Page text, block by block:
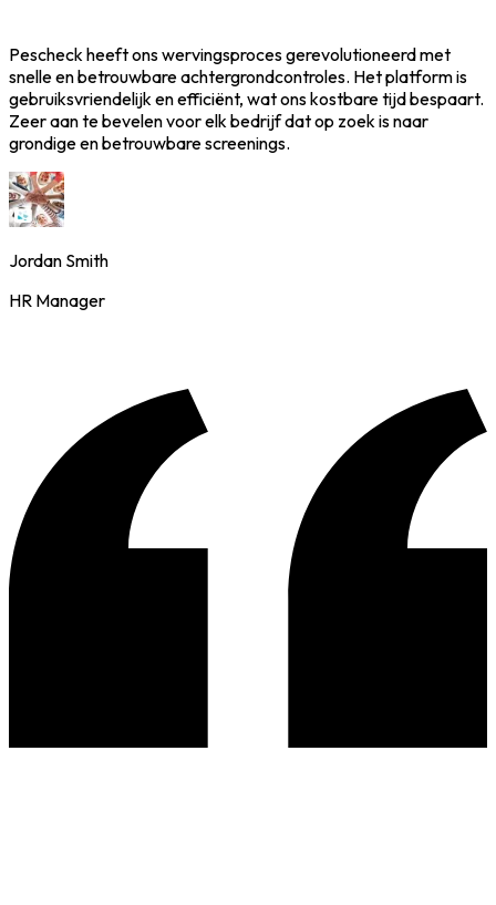
Pescheck heeft ons wervingsproces gerevolutioneerd met
snelle en betrouwbare achtergrondcontroles. Het platform is
gebruiksvriendelijk en efficiënt, wat ons kostbare tijd bespaart.
Zeer aan te bevelen voor elk bedrijf dat op zoek is naar
grondige en betrouwbare screenings.
Jordan Smith
HR Manager